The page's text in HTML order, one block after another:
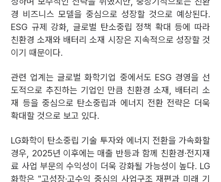
경 비즈니스 모델을 중심으로 성장할 것으로 예상된다.
ESG 규제 강화, 글로벌 탄소중립 정책 확대 등에 따라
친환경 소재와 배터리 소재 시장은 지속적으로 성장할 것
이기 때문이다.
관련 업계는 글로벌 화학기업 중에서도 ESG 경영을 선
도적으로 추진하는 기업인 만큼 친환경 소재, 배터리 소
재 등을 중심으로 탄소중립과 에너지 전환 전략은 더욱
확대할 것으로 보고 있다.
LG화학이 탄소중립 기술 투자와 에너지 전환을 가속화할
경우, 2025년 이후에는 매출 반등과 함께 친환경·전지재
료 사업 부문의 수익성이 더욱 강화될 가능성이 높다. LG
화학은 "고성장·고수익 중심의 사업구조 재편과 미래 기